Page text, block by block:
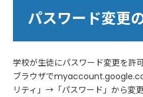
パスワード変更
学校が生徒にパスワード変更を
ブラウザで
リティ」→「パスワード」から変更